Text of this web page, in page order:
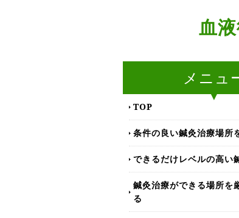
血
メニュ
TOP
条件の良い鍼灸治療場所
できるだけレベルの高い
鍼灸治療ができる場所を
る